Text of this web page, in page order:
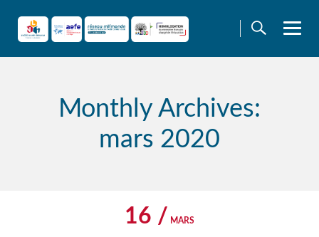
content
Monthly Archives:
mars 2020
16 / MARS